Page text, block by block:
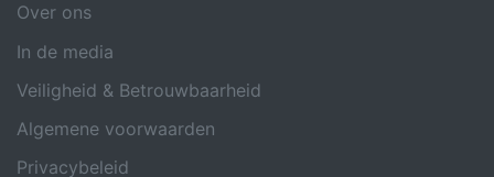
Over ons
In de media
Veiligheid & Betrouwbaarheid
Algemene voorwaarden
Privacybeleid